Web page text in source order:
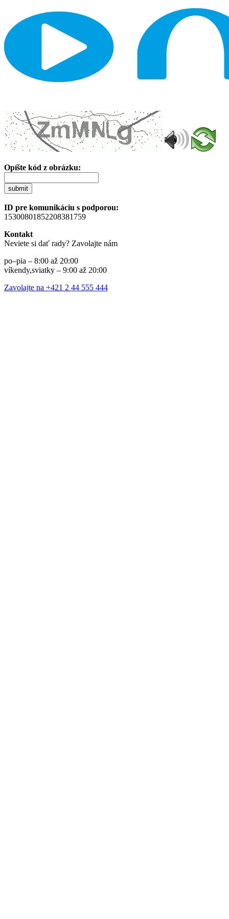
Opíšte kód z obrázku:
submit
ID pre komunikáciu s podporou:
15300801852208381759
Kontakt
Neviete si dať rady? Zavolajte nám
po–pia – 8:00 až 20:00
víkendy,sviatky – 9:00 až 20:00
Zavolajte na +421 2 44 555 444